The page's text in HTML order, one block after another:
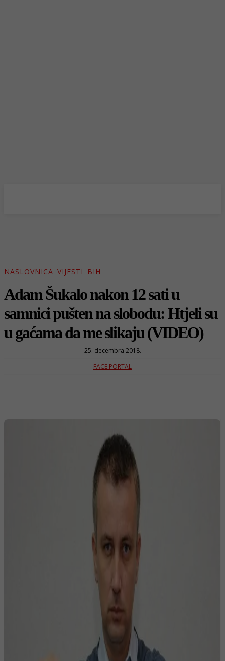
NASLOVNICA VIJESTI BIH
Adam Šukalo nakon 12 sati u
samnici pušten na slobodu: Htjeli su
u gaćama da me slikaju (VIDEO)
25. decembra 2018.
FACE PORTAL